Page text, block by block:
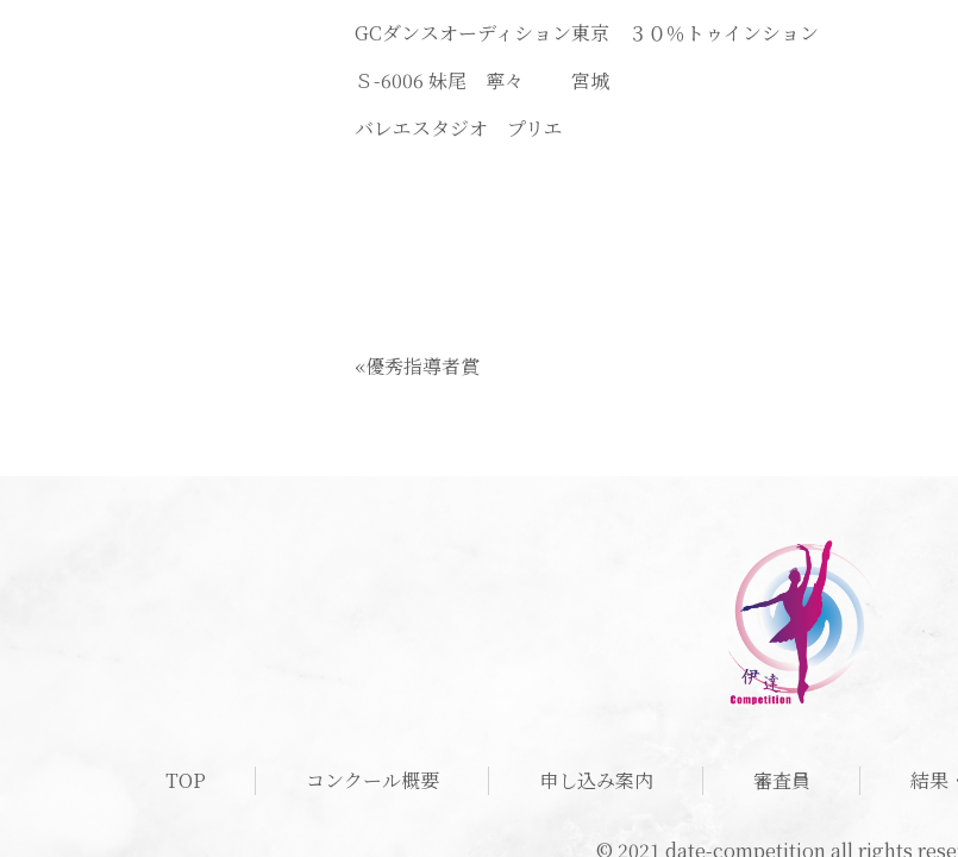
GCダンスオーディション東京 ３０％トゥインション
Ｓ-6006 妹尾 寧々 宮城
バレエスタジオ プリエ
«優秀指導者賞
TOP コンクール概要 申し込み案内 審査員 結果
© 2021 date-competition all rights